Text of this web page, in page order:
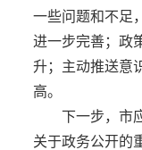
一些问题和不足
进一步完善；政
升；主动推送意
高。
下一步，市
关于政务公开的